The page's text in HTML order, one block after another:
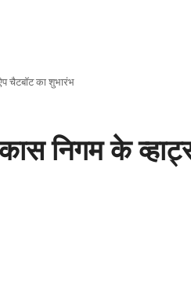
चैटबॉट का शुभारंभ
निगम के